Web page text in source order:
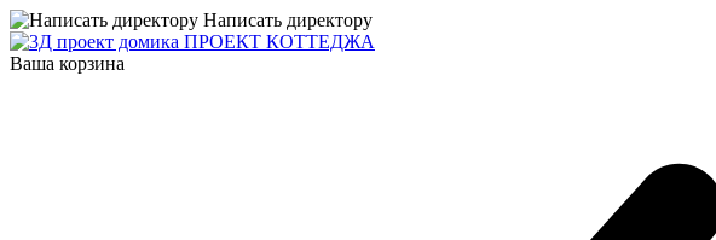
Написать директору
ПРОЕКТ КОТТЕДЖА
Ваша корзина